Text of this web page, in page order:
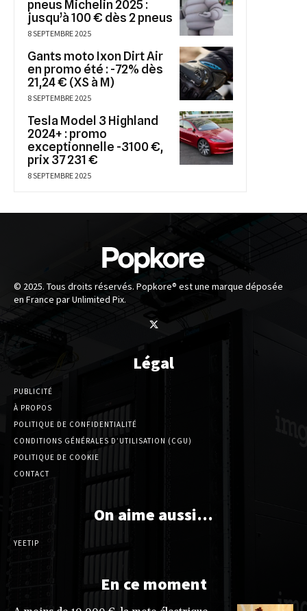
pneus Michelin 2025 :
jusqu’à 100 € dès 2 pneus
8 SEPTEMBRE 2025
Gants moto Ixon Dirt Air
en promo été : -72% dès
21,24 € (XS à M)
8 SEPTEMBRE 2025
Tesla Model 3 Highland
2024+ : promo
exceptionnelle -3100 €,
prix 37 231 €
8 SEPTEMBRE 2025
© 2025. Tous droits réservés. Popkore® est une marque déposée
en France par Unlimited Pix.
Légal
PUBLICITÉ
À PROPOS
POLITIQUE DE CONFIDENTIALITÉ
CONDITIONS GÉNÉRALES D’UTILISATION (CGU)
POLITIQUE DE COOKIE
CONTACT
On aime aussi…
YEETIP
En ce moment